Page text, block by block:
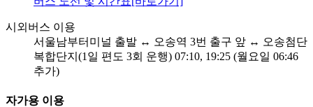
시외버스 이용
서울남부터미널 출발 ↔ 오송역 3번 출구 앞 ↔ 오송첨단
복합단지(1일 편도 3회 운행) 07:10, 19:25 (월요일 06:46
추가)
자가용 이용